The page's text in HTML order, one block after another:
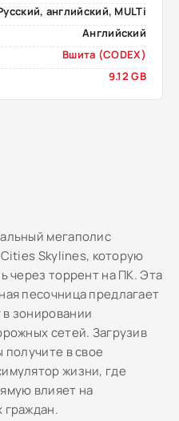
английский, MULTi
Английский
Вшита (CODEX)
9.12 GB
мегаполис
Skylines, которую
через торрент на ПК. Эта
песочница предлагает
зонировании
сетей. Загрузив
в свое
жизни, где
влияет на
граждан.